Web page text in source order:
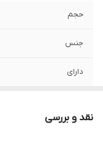
حجم
جنس
دارای
نقد و بررسی